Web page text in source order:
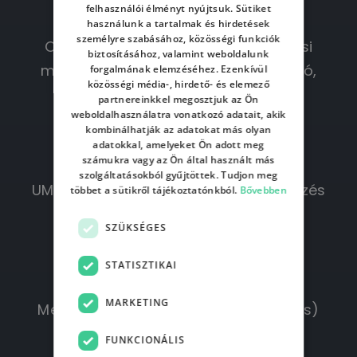
Standard Edition összefoglaló
Objektumorientált szoftverfejlesztési
módszertanok, generikusság, reflexió,
osztálybetöltők
Clean Code
Solid elvek
Tervezési minták
UML modellezés, architekturális tervezés
Alacsony szintű hálózatkezelés
XML, JSON feldolgozás
Adatbázis-kezelés (JDBC)
Mesterséges intelligencia (A* keresés)
Szálkezelés
HUNGARIAN
felhasználói élményt nyújtsuk. Sütiket
használunk a tartalmak és hirdetések
személyre szabásához, közösségi funkciók
biztosításához, valamint weboldalunk
forgalmának elemzéséhez. Ezenkívül
közösségi média-, hirdető- és elemező
partnereinkkel megosztjuk az Ön
weboldalhasználatra vonatkozó adatait, akik
kombinálhatják az adatokat más olyan
adatokkal, amelyeket Ön adott meg
számukra vagy az Ön által használt más
szolgáltatásokból gyűjtöttek. Tudjon meg
többet a sütikről tájékoztatónkból. Bővebben
SZÜKSÉGES
STATISZTIKAI
MARKETING
FUNKCIONÁLIS